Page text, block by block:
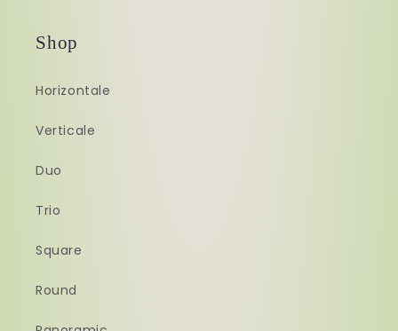
Shop
Horizontale
Verticale
Duo
Trio
Square
Round